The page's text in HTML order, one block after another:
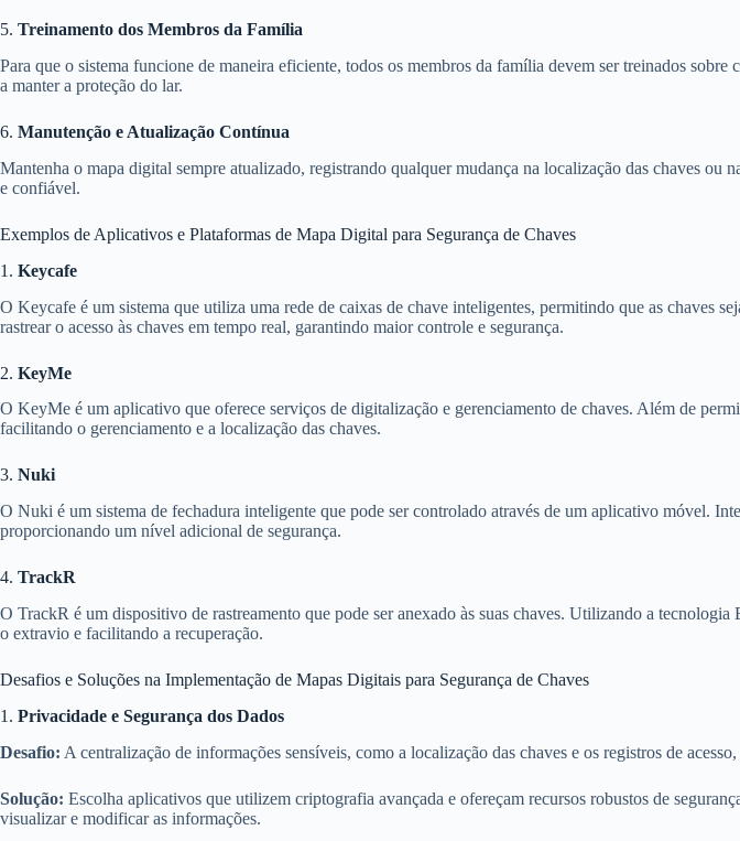
5. Treinamento dos Membros da Família
Para que o sistema funcione de maneira eficiente, todos os membros da família devem ser treinados
a manter a proteção do lar.
6. Manutenção e Atualização Contínua
Mantenha o mapa digital sempre atualizado, registrando qualquer mudança na localização das chaves ou
e confiável.
Exemplos de Aplicativos e Plataformas de Mapa Digital para Segurança de Chaves
1. Keycafe
O Keycafe é um sistema que utiliza uma rede de caixas de chave inteligentes, permitindo que as chaves
rastrear o acesso às chaves em tempo real, garantindo maior controle e segurança.
2. KeyMe
O KeyMe é um aplicativo que oferece serviços de digitalização e gerenciamento de chaves. Além de
facilitando o gerenciamento e a localização das chaves.
3. Nuki
O Nuki é um sistema de fechadura inteligente que pode ser controlado através de um aplicativo móvel.
proporcionando um nível adicional de segurança.
4. TrackR
O TrackR é um dispositivo de rastreamento que pode ser anexado às suas chaves. Utilizando a
o extravio e facilitando a recuperação.
Desafios e Soluções na Implementação de Mapas Digitais para Segurança de Chaves
1. Privacidade e Segurança dos Dados
Desafio: A centralização de informações sensíveis, como a localização das chaves e os registros de
Solução: Escolha aplicativos que utilizem criptografia avançada e ofereçam recursos robustos de
visualizar e modificar as informações.